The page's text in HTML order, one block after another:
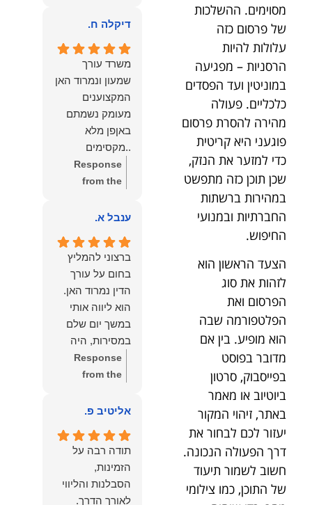
מסוימים. ההשלכות
של פרסום כזה
עלולות להיות
הרסניות – מפגיעה
במוניטין ועד הפסדים
כלכליים. פעולה
מהירה להסרת פרסום
פוגעני היא קריטית
כדי למזער את הנזק,
שכן תוכן כזה מתפשט
במהירות ברשתות
החברתיות ובמנועי
החיפוש.
הצעד הראשון הוא
לזהות את סוג
הפרסום ואת
הפלטפורמה שבה
הוא מופיע. בין אם
מדובר בפוסט
בפייסבוק, סרטון
ביוטיוב או מאמר
באתר, זיהוי המקור
יעזור לכם לבחור את
דרך הפעולה הנכונה.
חשוב לשמור תיעוד
של התוכן, כמו צילומי
דיקלה ח.
משרד עורך
שמעון ונמרוד האן
המקצוענים
מעומק נשמתם
באןפן מלא
..מקסימים
ונעימים אוזן
קשבת, ונונתנים
מלא ואמיתי..שפו
עליכם..אני
שמחה שאתם
איתי ותזכו לטוב
כפי
שאתם....תבורכו
ברכה והצלחה
וחיבוק ממני🙂😘
💓
Response
from the
רבה על המילים
והמרגשות.
שמחנו מאוד
לקרוא את
דברייך. אנו
מעריכים את
האמון שנתת בנו
ונמשיך לעמוד
לצידך וללוות
אותך במסירות.
הלב הרבה
הצלחה, ברכה
ובשורות טובות.
שמעון האן
משרד עורכי דין
ונוטריון
ענבל א.
ברצוני להמליץ
בחום על עורך
הדין נמרוד האן.
הוא ליווה אותי
במשך יום שלם
במסירות, היה
זמין לכל שאלה,
הכווין אותי בכל
תחושת ביטחון
התהליך.
המקצועיות,
הסבלנות,
היסודיות
Response
from the
הוא שלנו, נעמוד
ולשירותך בכל
עת גם בהמשך.
שמעון האן
משרד עורכי דין
אליטיב פ.
תודה רבה על
הזמינות,
הסבלנות והליווי